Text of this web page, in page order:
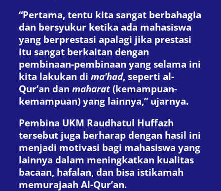
“Pertama, tentu kita sangat berbahagia
dan bersyukur ketika ada mahasiswa
yang berprestasi apalagi jika prestasi
itu sangat berkaitan dengan
pembinaan-pembinaan yang selama ini
kita lakukan di ma’had, seperti al-
Qur’an dan maharat (kemampuan-
kemampuan) yang lainnya,” ujarnya.
Pembina UKM Raudhatul Huffazh
tersebut juga berharap dengan hasil ini
menjadi motivasi bagi mahasiswa yang
lainnya dalam meningkatkan kualitas
bacaan, hafalan, dan bisa istikamah
memurajaah Al-Qur’an.